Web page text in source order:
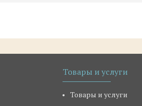
Товары и услуги
Товары и услуги